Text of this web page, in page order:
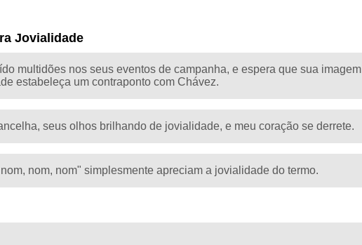
Jovialidade
multidões nos seus eventos de campanha, e espera que sua imagem
estabeleça um contraponto com Chávez.
seus olhos brilhando de jovialidade, e meu coração se derrete.
nom, nom" simplesmente apreciam a jovialidade do termo.